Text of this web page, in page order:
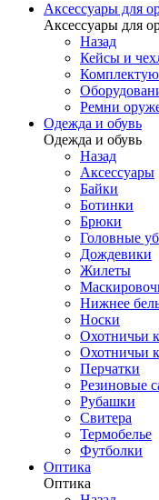
Аксессуары для
Аксессуары для
Назад
Кейсы и
Ремни
Одежда и обувь
Одежда и обувь
Назад
Аксессуары
Байки
Ботинки
Брюки
Головные
Дождевики
Жилеты
Нижнее
Носки
Охотничьи
Охотничьи
Перчатки
Резиновые
Рубашки
Свитера
Термобелье
Футболки
Оптика
Оптика